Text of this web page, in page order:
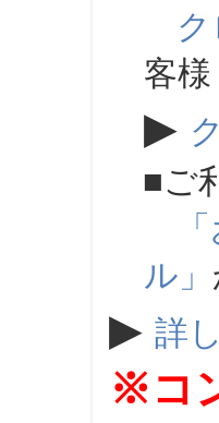
客様
▶
■ご
ル」
▶ 詳
※コ